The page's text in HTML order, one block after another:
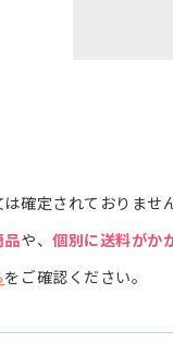
確定されておりませ
品や、個別に送料がか
をご確認ください。